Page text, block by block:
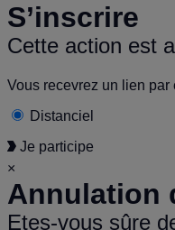
S’inscrire
Cette action est
Vous recevrez un lien par
Distanciel
Je participe
×
Annulation
Etes-vous sûre